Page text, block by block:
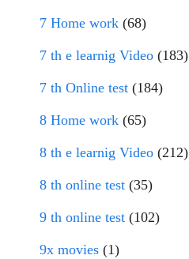
7 Home work (68)
7 th e learnig Video (183)
7 th Online test (184)
8 Home work (65)
8 th e learnig Video (212)
8 th online test (35)
9 th online test (102)
9x movies (1)